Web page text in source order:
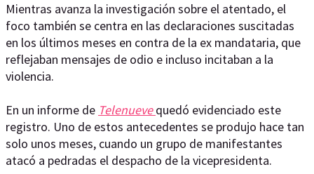
Mientras avanza la investigación sobre el atentado, el
foco también se centra en las declaraciones suscitadas
en los últimos meses en contra de la ex mandataria, que
reflejaban mensajes de odio e incluso incitaban a la
violencia.
En un informe de Telenuevequedó evidenciado este
registro. Uno de estos antecedentes se produjo hace tan
solo unos meses, cuando un grupo de manifestantes
atacó a pedradas el despacho de la vicepresidenta.